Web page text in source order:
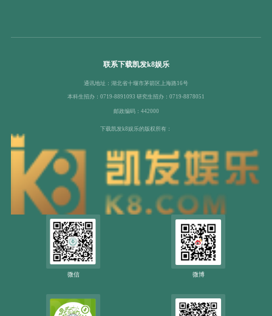
联系下载凯发k8娱乐
通讯地址：湖北省十堰市茅箭区上海路16号
本科生招办：0719-8891093 研究生招办：0719-8878051
邮政编码：442000
下载凯发k8娱乐的版权所有：
微信 微博